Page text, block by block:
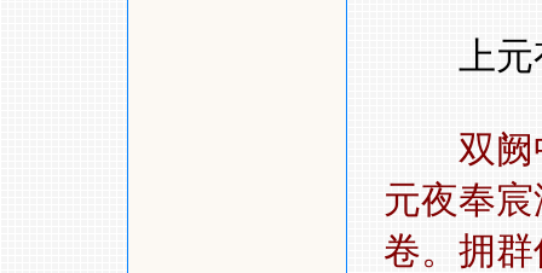
上
双
元夜奉
卷。拥